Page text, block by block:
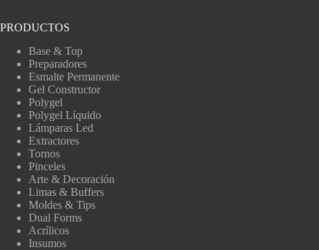
PRODUCTOS
Base & Top
Preparadores
Esmalte Permanente
Gel Constructor
Polygel
Polygel Líquido
Lámparas Led
Extractores
Tornos
Pinceles
Arte & Decoración
Limas & Buffers
Moldes & Tips
Dual Forms
Acrílicos
Insumos